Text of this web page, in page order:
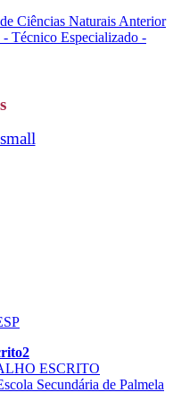
Ciências Naturais Anterior
Técnico Especializado -
ESCRITO
Secundária de Palmela